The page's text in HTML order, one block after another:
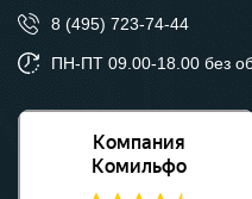
8 (495) 723-74-44
ПН-ПТ 09.00-18.00 без